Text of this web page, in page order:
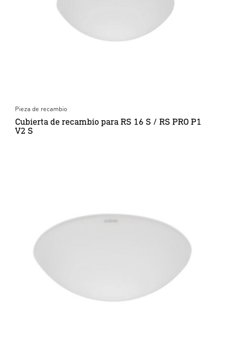
Pieza de recambio
Cubierta de recambio para RS 16 S / RS PRO P1
V2 S